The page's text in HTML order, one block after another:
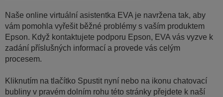
Naše online virtuální asistentka EVA je navržena tak, aby
vám pomohla vyřešit běžné problémy s vaším produktem
Epson. Když kontaktujete podporu Epson, EVA vás vyzve k
zadání příslušných informací a provede vás celým
procesem.
Kliknutím na tlačítko Spustit nyní nebo na ikonu chatovací
bubliny v pravém dolním rohu této stránky přejdete k naší